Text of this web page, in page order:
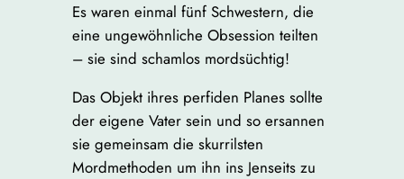
Es waren einmal fünf Schwestern, die
eine ungewöhnliche Obsession teilten
– sie sind schamlos mordsüchtig!
Das Objekt ihres perfiden Planes sollte
der eigene Vater sein und so ersannen
sie gemeinsam die skurrilsten
Mordmethoden um ihn ins Jenseits zu